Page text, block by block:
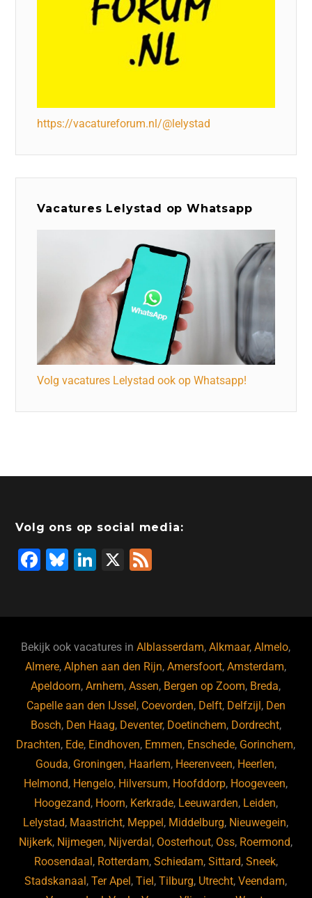
https://vacatureforum.nl/@lelystad
Vacatures Lelystad op Whatsapp
Volg vacatures Lelystad ook op Whatsapp!
Volg ons op social media:
F
b
o
o
k
Bl
ky
Li
dI
n
X
Bekijk ook vacatures inAlblasserdam,Alkmaar,Almelo,
Almere,Alphen aan den Rijn,Amersfoort,Amsterdam,
Apeldoorn,Arnhem,Assen, Bergen op Zoom, Breda,
Capelle aan den IJssel, Coevorden, Delft, Delfzijl, Den
Bosch, Den Haag, Deventer, Doetinchem, Dordrecht,
Drachten, Ede, Eindhoven, Emmen, Enschede, Gorinchem,
Gouda, Groningen, Haarlem, Heerenveen, Heerlen,
Helmond, Hengelo, Hilversum, Hoofddorp, Hoogeveen,
Hoogezand, Hoorn, Kerkrade, Leeuwarden, Leiden,
Lelystad, Maastricht, Meppel, Middelburg, Nieuwegein,
Nijkerk, Nijmegen, Nijverdal, Oosterhout, Oss, Roermond,
Roosendaal, Rotterdam, Schiedam, Sittard, Sneek,
Stadskanaal,Ter Apel,Tiel,Tilburg, Utrecht,Veendam,